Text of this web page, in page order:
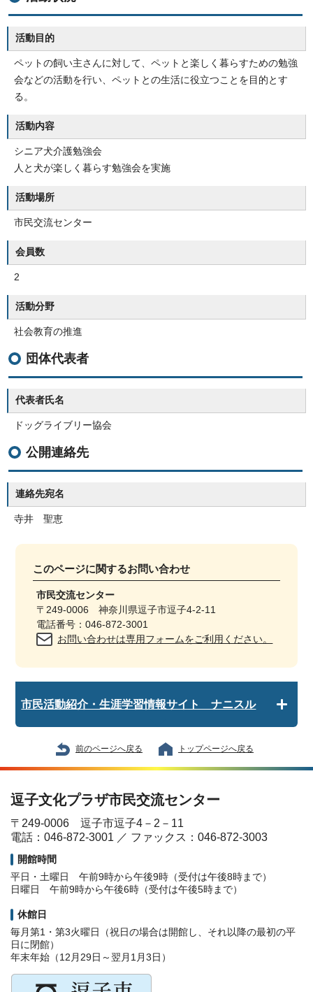
活動目的
ペットの飼い主さんに対して、ペットと楽しく暮らすための勉強
会などの活動を行い、ペットとの生活に役立つことを目的とす
る。
活動内容
シニア犬介護勉強会
人と犬が楽しく暮らす勉強会を実施
活動場所
市民交流センター
会員数
2
活動分野
社会教育の推進
団体代表者
代表者氏名
ドッグライブリー協会
公開連絡先
連絡先宛名
寺井 聖恵
このページに関するお問い合わせ
市民交流センター
〒249-0006 神奈川県逗子市逗子4-2-11
電話番号：046-872-3001
お問い合わせは専用フォームをご利用ください。
市民活動紹介・生涯学習情報サイト ナニスル
前のページへ戻る トップページへ戻る
逗子文化プラザ市民交流センター
〒249-0006 逗子市逗子4－2－11
電話：046-872-3001 ／ ファックス：046-872-3003
開館時間
平日・土曜日 午前9時から午後9時（受付は午後8時まで）
日曜日 午前9時から午後6時（受付は午後5時まで）
休館日
毎月第1・第3火曜日（祝日の場合は開館し、それ以降の最初の平
日に閉館）
年末年始（12月29日～翌月1月3日）